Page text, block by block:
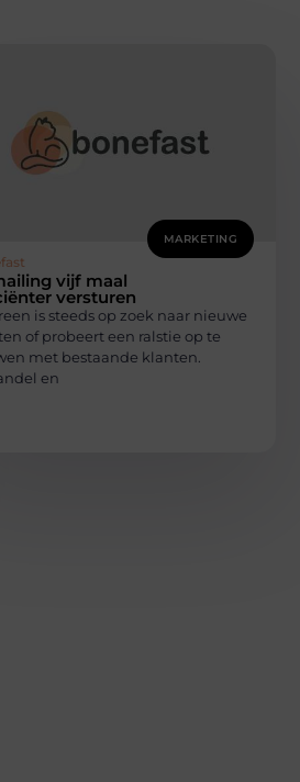
MARKETING
vijf maal
versturen
is steeds op zoek naar nieuwe
of probeert een ralstie op te
met bestaande klanten.
en